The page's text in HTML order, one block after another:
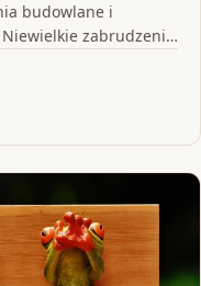
budowlane i
zabrudzenia